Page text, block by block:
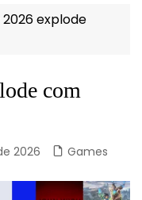
explode
com
2026 Games